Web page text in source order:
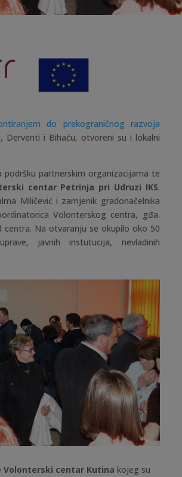
do prekograničnog razvoja
Derventi i Bihaću, otvoreni su i lokalni
podršku partnerskim organizacijama te
centar Petrinja pri Udruzi IKS.
Miličević i zamjenik gradonačelnika
Volonterskog centra, gđa.
centra. Na otvaranju se okupilo oko 50
javnih instutucija, nevladinih
Volonterski centar Kutina kojeg su